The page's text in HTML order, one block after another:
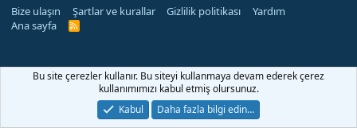
Bize ulaşın Şartlar ve kurallar Gizlilik politikası
Yardım
Ana sayfa
R
Bu site çerezler kullanır. Bu siteyi kullanmaya devam ederek çerez
kullanımımızı kabul etmiş olursunuz.
Kabul
Daha fazla bilgi edin…